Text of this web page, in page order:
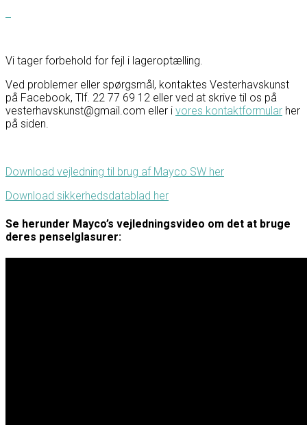
Vi tager forbehold for fejl i lageroptælling.
Ved problemer eller spørgsmål, kontaktes Vesterhavskunst
på Facebook, Tlf. 22 77 69 12 eller ved at skrive til os på
vesterhavskunst@gmail.com eller i vores kontaktformular her
på siden.
Download vejledning til brug af Mayco SW her
Download sikkerhedsdatablad her
Se herunder Mayco’s vejledningsvideo om det at bruge
deres penselglasurer: